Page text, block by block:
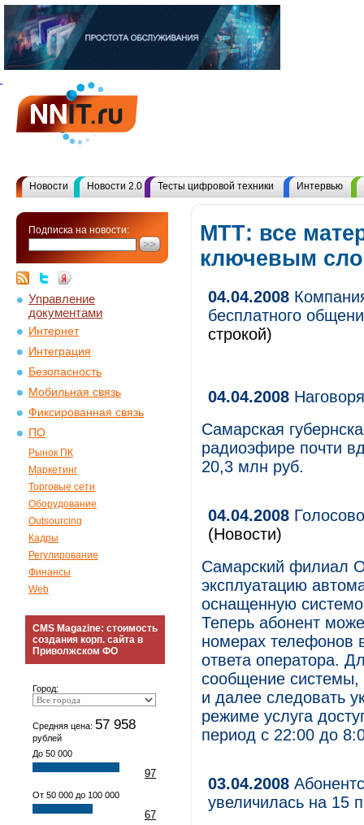
Новости Новости 2.0 Тесты цифровой техники Интервью
Подписка на новости:
Управление
документами
Интернет
Интеграция
Безопасность
Мобильная связь
Фиксированная связь
ПО
Рынок ПК
Маркетинг
Торговые сети
Оборудование
Outsourcing
Кадры
Регулирование
Финансы
Web
CMS Magazine: стоимость
создания корп. сайта в
Приволжском ФО
Город:
Средняя цена: 57 958
рублей
До 50 000
97
От 50 000 до 100 000
67
МТТ: все
ключевым
04.04.2008
бесплатного
строкой)
04.04.2008
Самарская
радиоэфире почти
20,3 млн руб.
04.04.2008
(Новости)
Самарский филиал
эксплуатацию
оснащенную
Теперь абонент
номерах телефонов
ответа оператора.
сообщение системы,
и далее следовать
режиме услуга
период с 22:00 до
03.04.2008
увеличилась на 15